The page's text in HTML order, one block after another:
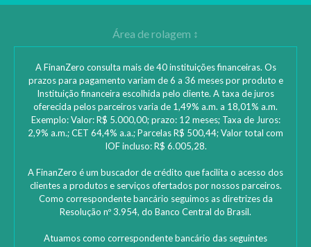
A FinanZero consulta mais de 40 instituições financeiras. Os
prazos para pagamento variam de 6 a 36 meses por produto e
Instituição financeira escolhida pelo cliente. A taxa de juros
oferecida pelos parceiros varia de 1,49% a.m. a 18,01% a.m.
Exemplo: Valor: R$ 5.000,00; prazo: 12 meses; Taxa de Juros:
2,9% a.m.; CET 64,4% a.a.; Parcelas R$ 500,44; Valor total com
IOF incluso: R$ 6.005,28.
A FinanZero é um buscador de crédito que facilita o acesso dos
clientes a produtos e serviços ofertados por nossos parceiros.
Como correspondente bancário seguimos as diretrizes da
Resolução nº 3.954, do Banco Central do Brasil.
Atuamos como correspondente bancário das seguintes